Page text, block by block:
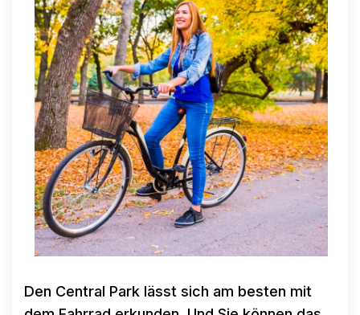
Den Central Park lässt sich am besten mit